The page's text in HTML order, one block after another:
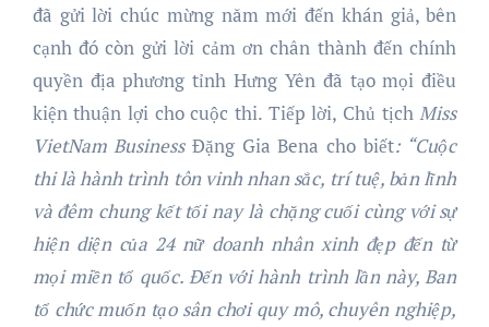
đã gửi lời chúc mừng năm mới đến khán giả, bên
cạnh đó còn gửi lời cảm ơn chân thành đến chính
quyền địa phương tỉnh Hưng Yên đã tạo mọi điều
kiện thuận lợi cho cuộc thi. Tiếp lời, Chủ tịchMiss
VietNam BusinessĐặng Gia Bena cho biết: “Cuộc
thi là hành trình tôn vinh nhan sắc, trí tuệ, bản lĩnh
và đêm chung kết tối nay là chặng cuối cùngvới sự
hiện diện của 24nữ doanh nhân xinh đẹp đến từ
mọi miền tổ quốc. Đến với hành trình lần này, Ban
tổ chức muốn tạo sân chơi quy mô, chuyên nghiệp,